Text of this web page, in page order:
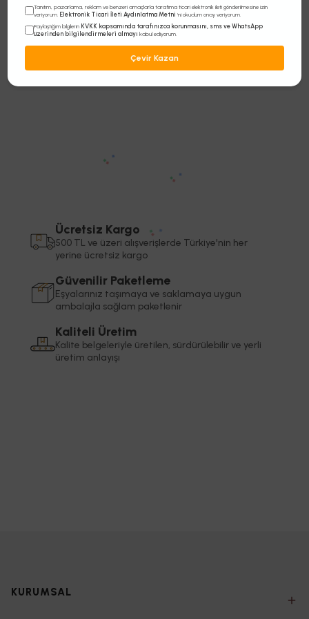
Ücretsiz Kargo
500 TL ve üzeri alışverişlerde Türkiye'nin her
yerine ücretsiz kargo
Güvenilir Paketleme
Eşyalarınız taşımaya ve saklamaya uygun
ambalajla sağlam paketlenir
Kaliteli Üretim
Kalite belgeleriyle üretilen, sürdürülebilir ve yerli
üretim anlayışı
KURUMSAL
Tanıtım, pazarlama, reklam ve benzeri amaçlarla tarafıma ticari elektronik ileti gönderilmesine izin
veriyorum. Elektronik Ticari İleti Aydınlatma Metni 'ni okudum onay veriyorum.
Paylaştığım bilgilerin KVKK kapsamında tarafınızca korunmasını, sms ve WhatsApp
üzerinden bilgilendirmeleri almayı kabul ediyorum.
Çevir Kazan